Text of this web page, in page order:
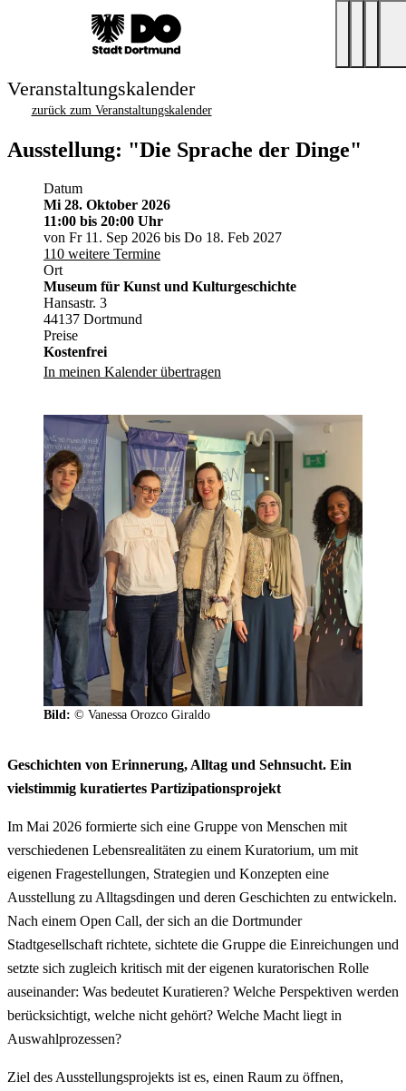
Veranstaltungskalender
zurück zum Veranstaltungskalender
Ausstellung: "Die Sprache der Dinge"
Datum
Mi 28. Oktober 2026
11:00 bis 20:00 Uhr
von Fr 11. Sep 2026 bis Do 18. Feb 2027
110 weitere Termine
Ort
Museum für Kunst und Kulturgeschichte
Hansastr. 3
44137 Dortmund
Preise
Kostenfrei
In meinen Kalender übertragen
Bild: © Vanessa Orozco Giraldo
Geschichten von Erinnerung, Alltag und Sehnsucht. Ein
vielstimmig kuratiertes Partizipationsprojekt
Im Mai 2026 formierte sich eine Gruppe von Menschen mit
verschiedenen Lebensrealitäten zu einem Kuratorium, um mit
eigenen Fragestellungen, Strategien und Konzepten eine
Ausstellung zu Alltagsdingen und deren Geschichten zu entwickeln.
Nach einem Open Call, der sich an die Dortmunder
Stadtgesellschaft richtete, sichtete die Gruppe die Einreichungen und
setzte sich zugleich kritisch mit der eigenen kuratorischen Rolle
auseinander: Was bedeutet Kuratieren? Welche Perspektiven werden
berücksichtigt, welche nicht gehört? Welche Macht liegt in
Auswahlprozessen?
Ziel des Ausstellungsprojekts ist es, einen Raum zu öffnen,